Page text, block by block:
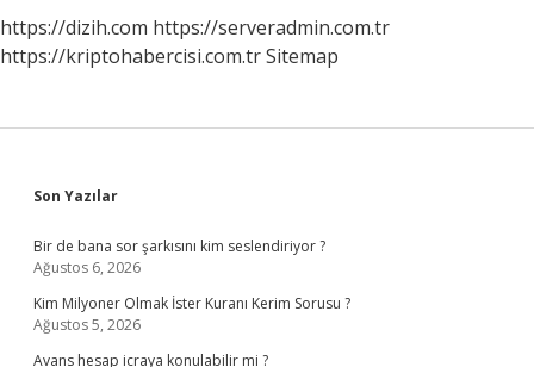
https://dizih.com https://serveradmin.com.tr
https://kriptohabercisi.com.trSitemap
Sidebar
Son Yazılar
Bir de bana sor şarkısını kim seslendiriyor ?
Ağustos 6, 2026
Kim Milyoner Olmak İster Kuranı Kerim Sorusu ?
Ağustos 5, 2026
Avans hesap icraya konulabilir mi ?